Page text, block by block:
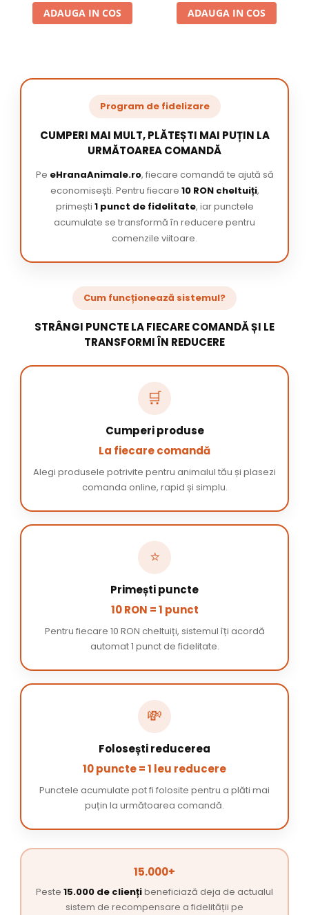
ADAUGA IN COS ADAUGA IN COS
Program de fidelizare
CUMPERI MAI MULT, PLĂTEȘTI MAI PUȚIN LA
URMĂTOAREA COMANDĂ
Pe eHranaAnimale.ro, fiecare comandă te ajută să
economisești. Pentru fiecare 10 RON cheltuiți,
primești 1 punct de fidelitate, iar punctele
acumulate se transformă în reducere pentru
comenzile viitoare.
Cum funcționează sistemul?
STRÂNGI PUNCTE LA FIECARE COMANDĂ ȘI LE
TRANSFORMI ÎN REDUCERE
🛒
Cumperi produse
La fiecare comandă
Alegi produsele potrivite pentru animalul tău și plasezi
comanda online, rapid și simplu.
⭐
Primești puncte
10 RON = 1 punct
Pentru fiecare 10 RON cheltuiți, sistemul îți acordă
automat 1 punct de fidelitate.
💸
Folosești reducerea
10 puncte = 1 leu reducere
Punctele acumulate pot fi folosite pentru a plăti mai
puțin la următoarea comandă.
15.000+
Peste 15.000 de cliențibeneficiază deja de actualul
sistem de recompensare a fidelității pe